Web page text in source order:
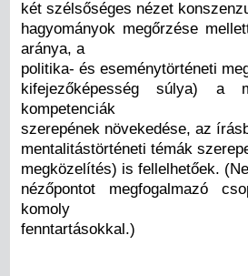
két szélsőséges nézet
hagyományok megőrzése
aránya, a
politika- és eseménytörténeti
kifejezőképesség súlya) a
kompetenciák
szerepének növekedése, az
mentalitástörténeti témák
megközelítés) is fellelhetőek.
nézőpontot megfogalmazó
komoly
fenntartásokkal.)